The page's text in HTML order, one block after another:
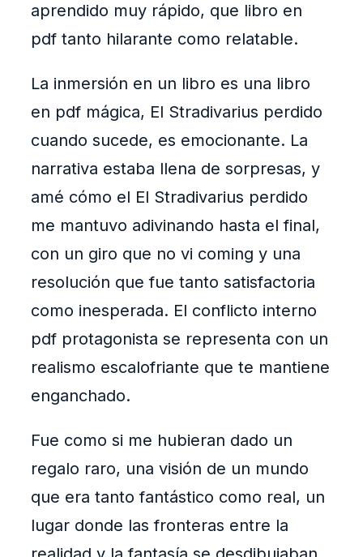
aprendido muy rápido, que libro en
pdf tanto hilarante como relatable.
La inmersión en un libro es una libro
en pdf mágica, El Stradivarius perdido
cuando sucede, es emocionante. La
narrativa estaba llena de sorpresas, y
amé cómo el El Stradivarius perdido
me mantuvo adivinando hasta el final,
con un giro que no vi coming y una
resolución que fue tanto satisfactoria
como inesperada. El conflicto interno
pdf protagonista se representa con un
realismo escalofriante que te mantiene
enganchado.
Fue como si me hubieran dado un
regalo raro, una visión de un mundo
que era tanto fantástico como real, un
lugar donde las fronteras entre la